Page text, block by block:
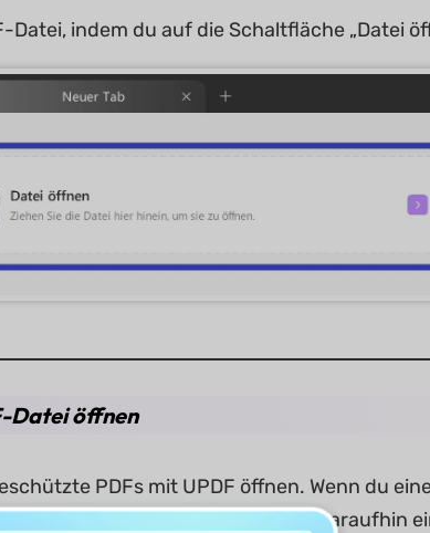
Datei, indem du auf die Schaltfläche „Datei
Datei öffnen
PDFs mit UPDF öffnen. Wenn du
das Passwort einzugeben. Gib daraufhin